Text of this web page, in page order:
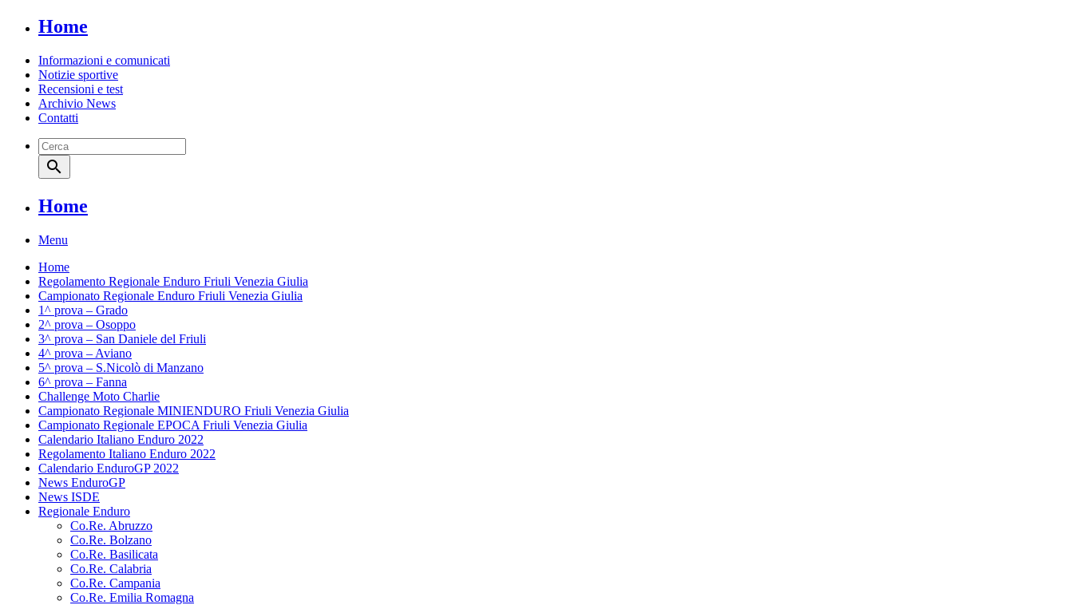
Home
Informazioni e comunicati
Notizie sportive
Recensioni e test
Archivio News
Contatti
search
Home
Menu
Home
Regolamento Regionale Enduro Friuli Venezia Giulia
Campionato Regionale Enduro Friuli Venezia Giulia
1^ prova – Grado
2^ prova – Osoppo
3^ prova – San Daniele del Friuli
4^ prova – Aviano
5^ prova – S.Nicolò di Manzano
6^ prova – Fanna
Challenge Moto Charlie
Campionato Regionale MINIENDURO Friuli Venezia Giulia
Campionato Regionale EPOCA Friuli Venezia Giulia
Calendario Italiano Enduro 2022
Regolamento Italiano Enduro 2022
Calendario EnduroGP 2022
News EnduroGP
News ISDE
Regionale Enduro
Co.Re. Abruzzo
Co.Re. Bolzano
Co.Re. Basilicata
Co.Re. Calabria
Co.Re. Campania
Co.Re. Emilia Romagna